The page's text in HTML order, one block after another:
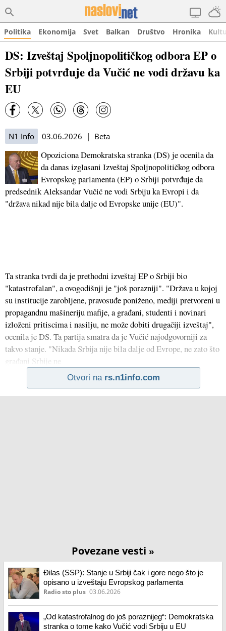
Politika Ekonomija Svet Balkan Društvo Hronika
DS: Izveštaj Spoljnopolitičkog odbora EP o
Srbiji potvrđuje da Vučić ne vodi državu ka
EU
N1 Info 03.06.2026 | Beta
Opoziciona Demokratska stranka (DS) je ocenila da
da danas izglasani Izveštaj Spoljnopolitičkog odbora
Evropskog parlamenta (EP) o Srbiji potvrđuje da
predsednik Aleksandar Vučić ne vodi Srbiju ka Evropi i da
"država nikad nije bila dalje od Evropske unije (EU)".
Ta stranka tvrdi da je prethodni izveštaj EP o Srbiji bio
"katastrofalan", a ovogodišnji je "još porazniji". "Država u kojoj
su institucije zarobljene, pravosuđe poniženo, mediji pretvoreni u
propagandnu mašineriju mafije, a građani, studenti i novinari
izloženi pritiscima i nasilju, ne može dobiti drugačiji izveštaj",
ocenila je DS. Ta partija smatra da je Vučić najodgovorniji za
takvo stanje. "Nikada Srbija nije bila dalje od Evrope, ne zato što
građani Srbije ne
Otvori na rs.n1info.com
Povezane vesti »
Đilas (SSP): Stanje u Srbiji čak i gore nego što je
opisano u izveštaju Evropskog parlamenta
Radio sto plus 03.06.2026
„Od katastrofalnog do još poraznijeg“: Demokratska
stranka o tome kako Vučić vodi Srbiju u EU